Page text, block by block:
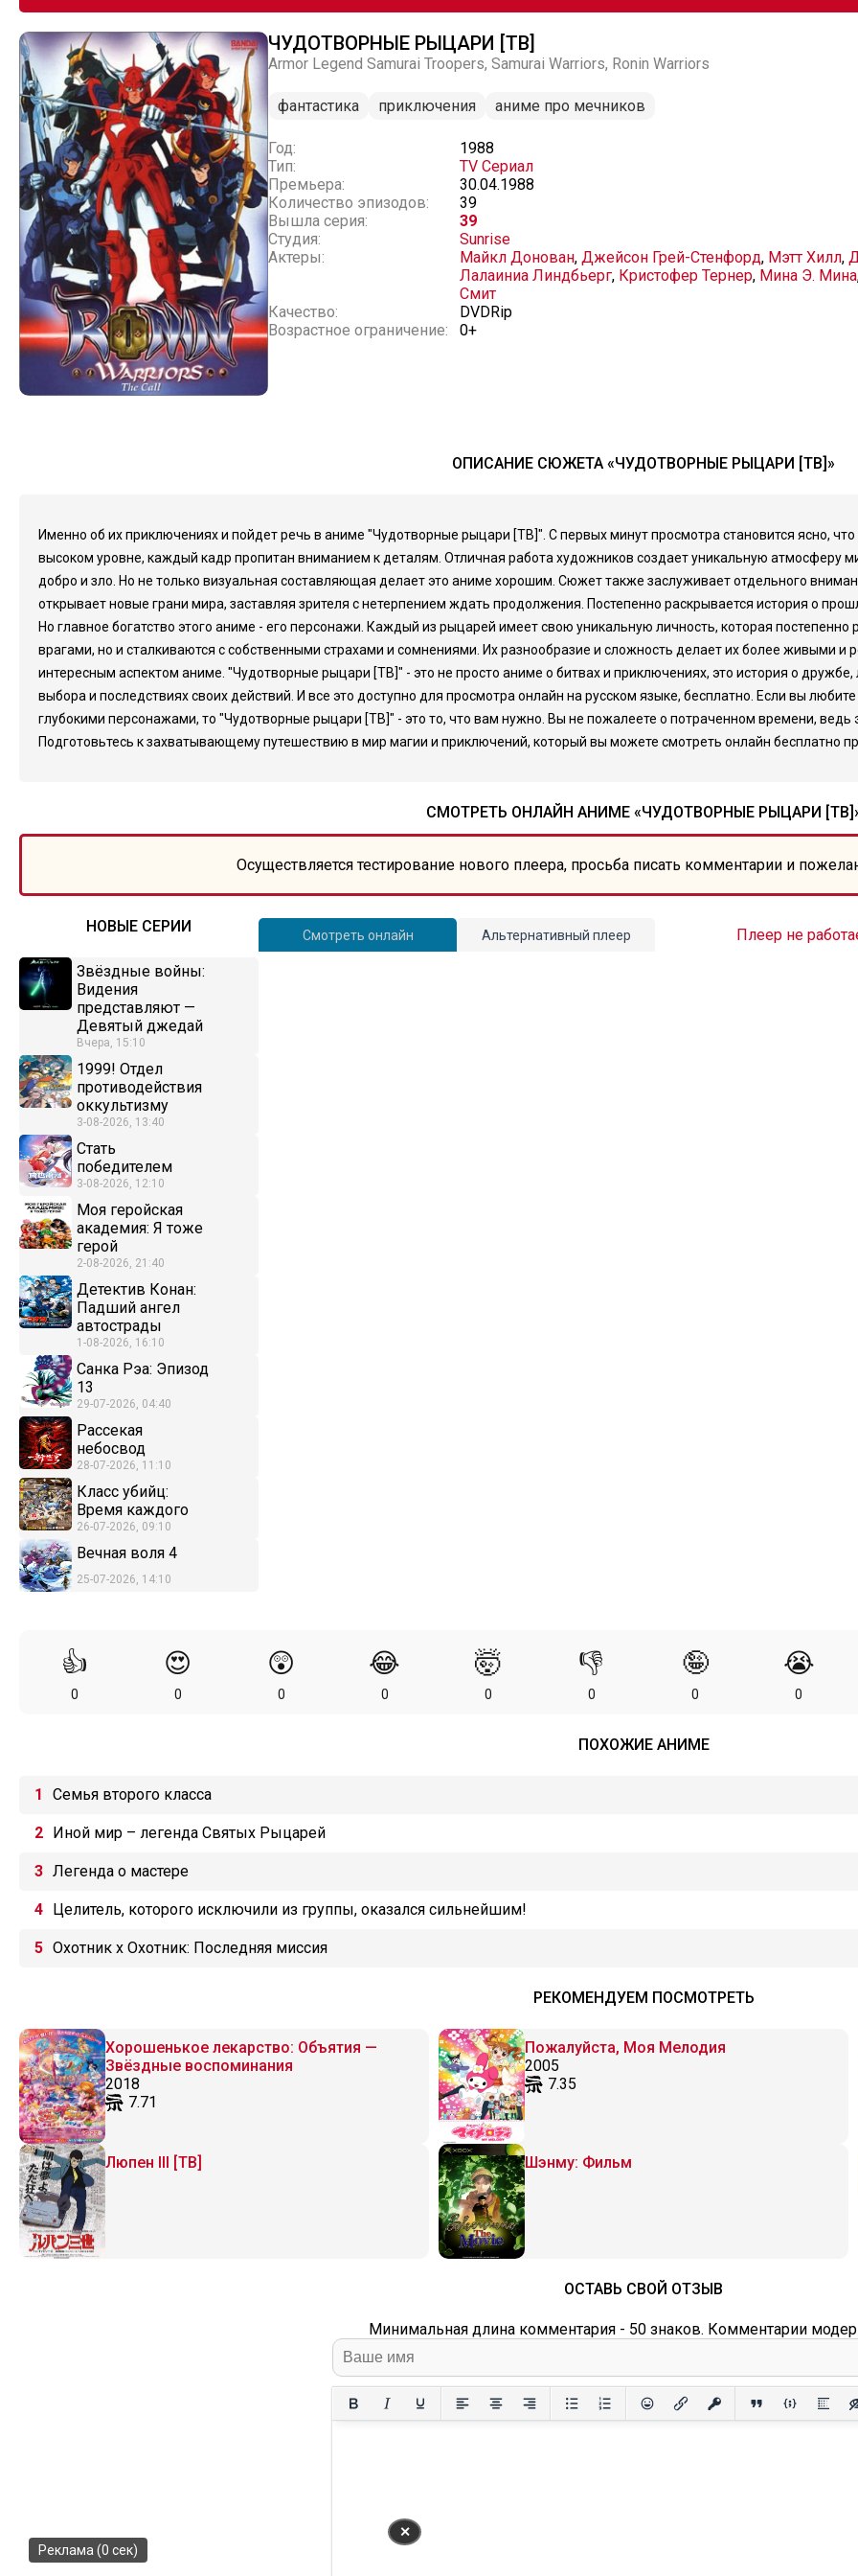
ЧУДОТВОРНЫЕ РЫЦАРИ [ТВ]
Armor Legend Samurai Troopers, Samurai Warriors, Ronin Warriors
фантастика приключения аниме про мечников
Год:
1988
Тип:
TV Сериал
Премьера:
30.04.1988
Количество эпизодов:
39
Вышла серия:
39
Студия:
Sunrise
Актеры:
Майкл Донован, Джейсон Грей-Стенфорд, Мэтт Хилл,
Лалаиниа Линдбьерг, Кристофер Тернер, Мина Э. Мина
Смит
Качество:
DVDRip
Возрастное ограничение:
0+
ОПИСАНИЕ СЮЖЕТА «ЧУДОТВОРНЫЕ РЫЦАРИ [ТВ]»
Именно об их приключениях и пойдет речь в аниме "Чудотворные рыцари [ТВ]". С первых минут просмотра становится ясно,
высоком уровне, каждый кадр пропитан вниманием к деталям. Отличная работа художников создает уникальную атмосферу
добро и зло. Но не только визуальная составляющая делает это аниме хорошим. Сюжет также заслуживает отдельного
открывает новые грани мира, заставляя зрителя с нетерпением ждать продолжения. Постепенно раскрывается история о
Но главное богатство этого аниме - его персонажи. Каждый из рыцарей имеет свою уникальную личность, которая
врагами, но и сталкиваются с собственными страхами и сомнениями. Их разнообразие и сложность делает их более живыми
интересным аспектом аниме. "Чудотворные рыцари [ТВ]" - это не просто аниме о битвах и приключениях, это история о
выбора и последствиях своих действий. И все это доступно для просмотра онлайн на русском языке, бесплатно. Если вы
глубокими персонажами, то "Чудотворные рыцари [ТВ]" - это то, что вам нужно. Вы не пожалеете о потраченном времени, ведь
Подготовьтесь к захватывающему путешествию в мир магии и приключений, который вы можете смотреть онлайн бесплатно
СМОТРЕТЬ ОНЛАЙН АНИМЕ «ЧУДОТВОРНЫЕ РЫЦАРИ
Осуществляется тестирование нового плеера, просьба писать комментарии и
НОВЫЕ СЕРИИ
Звёздные войны:
Видения
представляют —
Девятый джедай
Вчера, 15:10
1999! Отдел
противодействия
оккультизму
3-08-2026, 13:40
Стать
победителем
3-08-2026, 12:10
Моя геройская
академия: Я тоже
герой
2-08-2026, 21:40
Детектив Конан:
Падший ангел
автострады
1-08-2026, 16:10
Санка Рэа: Эпизод
13
29-07-2026, 04:40
Рассекая
небосвод
28-07-2026, 11:10
Класс убийц:
Время каждого
26-07-2026, 09:10
Вечная воля 4
25-07-2026, 14:10
Смотреть онлайн Альтернативный плеер Плеер не
👍
0
😍
0
😲
0
😂
0
🤯
0
👎
0
🤪
0
😭
0
ПОХОЖИЕ АНИМЕ
Семья второго класса
Иной мир – легенда Святых Рыцарей
Легенда о мастере
Целитель, которого исключили из группы, оказался сильнейшим!
Охотник х Охотник: Последняя миссия
РЕКОМЕНДУЕМ ПОСМОТРЕТЬ
Хорошенькое лекарство: Объятия —
Звёздные воспоминания
2018
7.71
Пожалуйста, Моя Мелодия
2005
7.35
Люпен III [ТВ] Шэнму: Фильм
ОСТАВЬ СВОЙ ОТЗЫВ
Минимальная длина комментария - 50 знаков. Комментарии
✕
Реклама (0 сек)